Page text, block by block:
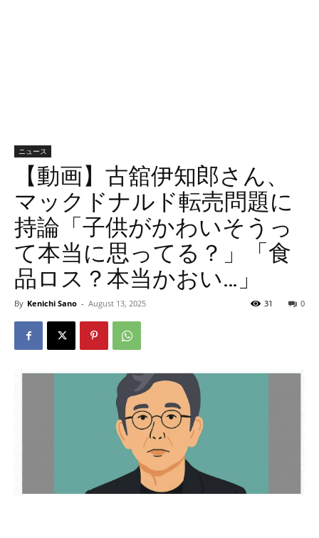
ニュース
【動画】古舘伊知郎さん、
マックドナルド転売問題に
持論「子供がかわいそうっ
て本当に思ってる？」「食
品ロス？本当かおい…」
By Kenichi Sano - August 13, 2025 0
31